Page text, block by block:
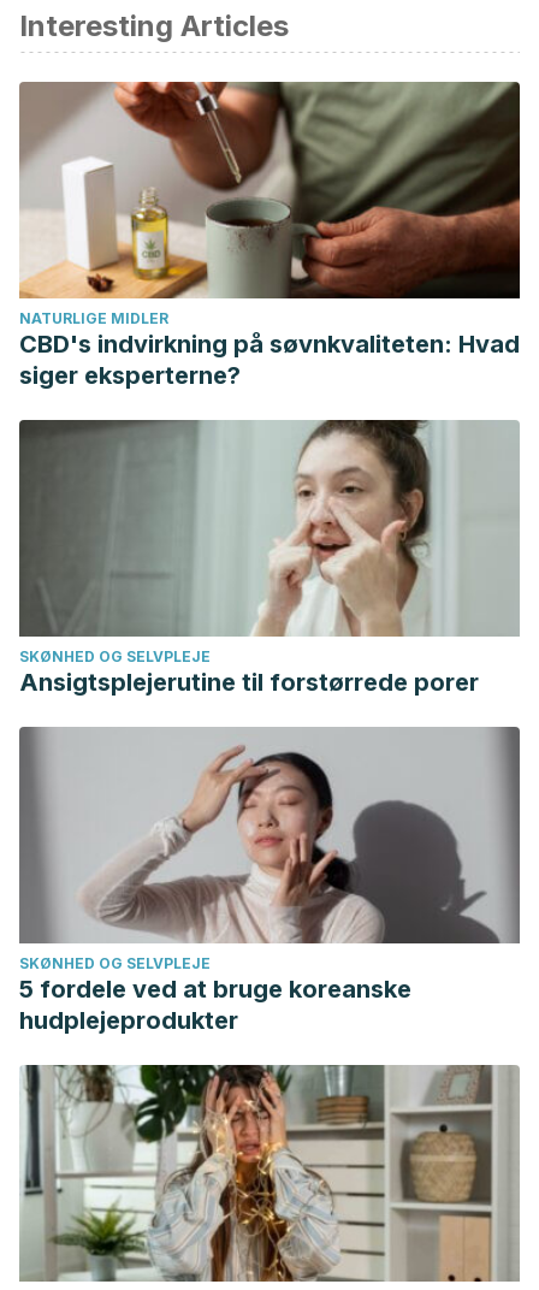
Gómez-Pinilla F. Brain foods: The effects of nutrients on
brain function. Nature Reviews Neuroscience. 2008.
Mishra S, Palanivelu K. The effect of curcumin (turmeric) on
Alzheimer′s disease
: An overview. Ann Indian Acad Neurol.
2008;
Samad N, Muneer A, Ullah N, Zaman A, Ayaz MM, Ahmad I.
Banana fruit pulp and peel involved in antianxiety and
antidepressant effects while invigorate memory
performance in male mice: Possible role of potential
antioxidants. Pak J Pharm Sci. 2017;
Jiraungkoorskul W. Review of neuro-nutrition used as anti-
alzheimer plant, spinach Spinacia oleracea. Pharmacogn
Rev. 2016;
Interesting Articles
NATURLIGE MIDLER
CBD's indvirkning på søvnkvaliteten: Hvad
siger eksperterne?
SKØNHED OG SELVPLEJE
Ansigtsplejerutine til forstørrede porer
SKØNHED OG SELVPLEJE
5 fordele ved at bruge koreanske
hudplejeprodukter